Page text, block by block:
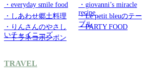
・everyday smile food
・giovanni’s miracle
recipe
・しあわせ郷土料理
・Le petit bleuのテー
ブル
・りんさんのやさし
いチャイニーズ
・PARTY FOOD
・トラネコボンボン
TRAVEL